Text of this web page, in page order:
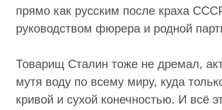
прямо как русским после краха
руководством фюрера и родной
Товарищ Сталин тоже не дремал,
мутя воду по всему миру, куда
кривой и сухой конечностью. И всё